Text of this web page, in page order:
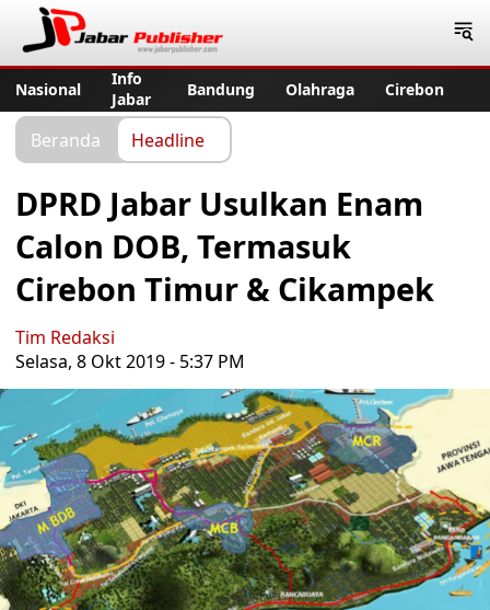
Nasional
Info
Jabar
Bandung Olahraga Cirebon
Beranda Headline
DPRD Jabar Usulkan Enam
Calon DOB, Termasuk
Cirebon Timur & Cikampek
Tim Redaksi
Selasa, 8 Okt 2019 - 5:37 PM